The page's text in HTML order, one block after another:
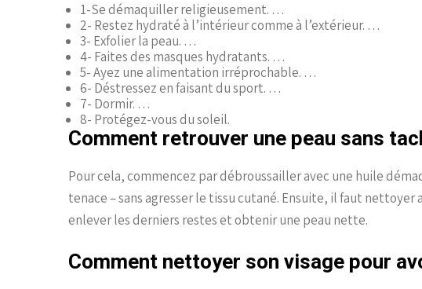
1-Se démaquiller religieusement. …
2- Restez hydraté à l’intérieur comme à l’extérieur. …
3- Exfolier la peau. …
4- Faites des masques hydratants. …
5- Ayez une alimentation irréprochable. …
6- Déstressez en faisant du sport. …
7- Dormir. …
8- Protégez-vous du soleil.
Comment retrouver une peau sans
Pour cela, commencez par débroussailler avec une huile
tenace – sans agresser le tissu cutané. Ensuite, il faut
enlever les derniers restes et obtenir une peau nette.
Comment nettoyer son visage pour